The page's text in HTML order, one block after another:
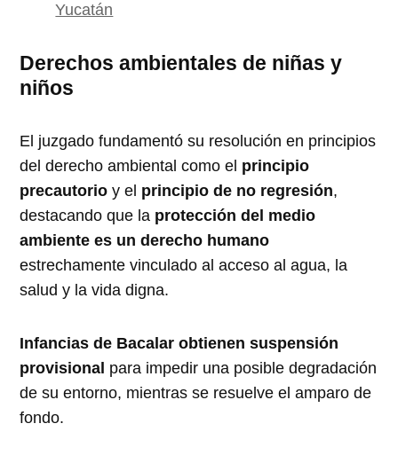
Yucatán
Derechos ambientales de niñas y
niños
El juzgado fundamentó su resolución en principios
del derecho ambiental como el principio
precautorio y el principio de no regresión,
destacando que la protección del medio
ambiente es un derecho humano
estrechamente vinculado al acceso al agua, la
salud y la vida digna.
Infancias de Bacalar obtienen suspensión
provisional para impedir una posible degradación
de su entorno, mientras se resuelve el amparo de
fondo.